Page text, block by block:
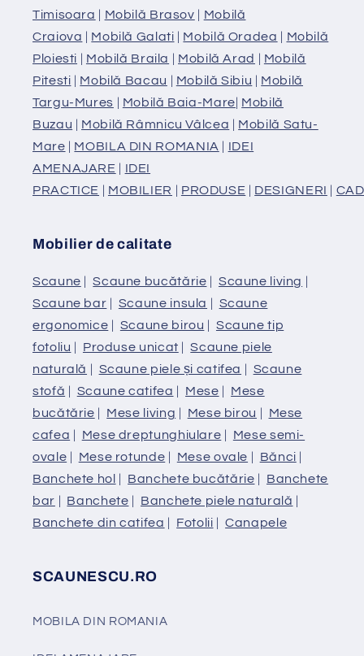
Timisoara | Mobilă Brasov | Mobilă
Craiova | Mobilă Galati | Mobilă Oradea | Mobilă
Ploiesti | Mobilă Braila | Mobilă Arad | Mobilă
Pitesti | Mobilă Bacau | Mobilă Sibiu | Mobilă
Targu-Mures | Mobilă Baia-Mare| Mobilă
Buzau | Mobilă Râmnicu Vâlcea | Mobilă Satu-
Mare | MOBILA DIN ROMANIA | IDEI
AMENAJARE | IDEI
PRACTICE | MOBILIER | PRODUSE | DESIGNERI |
Mobilier de calitate
Scaune |Scaune bucătărie | Scaune living |
Scaune bar | Scaune insula | Scaune
ergonomice | Scaune birou | Scaune tip
fotoliu | Produse unicat |Scaune piele
naturală | Scaune piele și catifea | Scaune
stofă | Scaune catifea | Mese | Mese
bucătărie | Mese living | Mese birou | Mese
cafea | Mese dreptunghiulare | Mese semi-
ovale | Mese rotunde | Mese ovale | Bănci |
Banchete hol | Banchete bucătărie | Banchete
bar | Banchete | Banchete piele naturală |
Banchete din catifea | Fotolii |Canapele
SCAUNESCU.RO
MOBILA DIN ROMANIA